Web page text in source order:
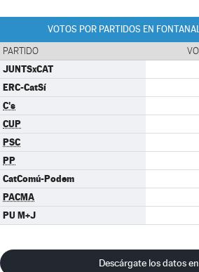
VOTOS POR PARTIDOS EN
PARTIDO
JUNTSxCAT
ERC-CatSí
C's
CUP
PSC
PP
CatComú-Podem
PACMA
PU M+J
Descárgate los datos